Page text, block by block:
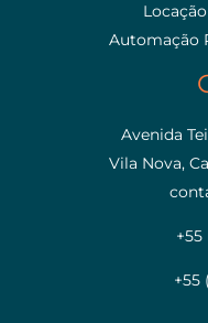
Automação
Avenida
Vila Nova,
+55
+55